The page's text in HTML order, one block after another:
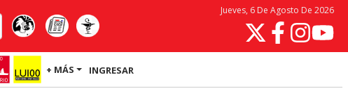
Jueves, 6 De Agosto De 2026
+ MÁS INGRESAR